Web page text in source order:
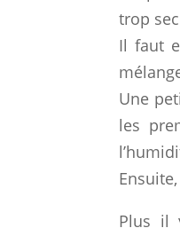
trop
Il faut
Une
les
Plus il